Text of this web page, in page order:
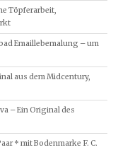
Töpferarbeit,
Emaillebemalung – um
aus dem Midcentury,
– Ein Original des
* mit Bodenmarke F. C.